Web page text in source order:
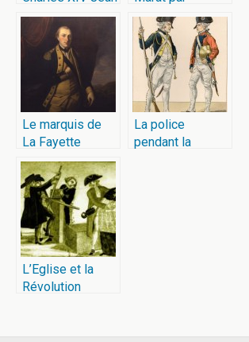
de Suède
Charlotte Corday
Le marquis de
La Fayette
La police
pendant la
L’Eglise et la
Révolution